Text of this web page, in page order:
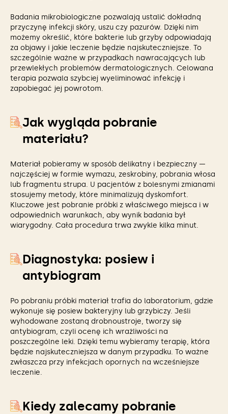
Badania mikrobiologiczne pozwalają ustalić dokładną
przyczynę infekcji skóry, uszu czy pazurów. Dzięki nim
możemy określić, które bakterie lub grzyby odpowiadają
za objawy i jakie leczenie będzie najskuteczniejsze. To
szczególnie ważne w przypadkach nawracających lub
przewlekłych problemów dermatologicznych. Celowana
terapia pozwala szybciej wyeliminować infekcję i
zapobiegać jej powrotom.
Jak wygląda pobranie
materiału?
Materiał pobieramy w sposób delikatny i bezpieczny —
najczęściej w formie wymazu, zeskrobiny, pobrania włosa
lub fragmentu strupa. U pacjentów z bolesnymi zmianami
stosujemy metody, które minimalizują dyskomfort.
Kluczowe jest pobranie próbki z właściwego miejsca i w
odpowiednich warunkach, aby wynik badania był
wiarygodny. Cała procedura trwa zwykle kilka minut.
Diagnostyka: posiew i
antybiogram
Po pobraniu próbki materiał trafia do laboratorium, gdzie
wykonuje się posiew bakteryjny lub grzybiczy. Jeśli
wyhodowane zostaną drobnoustroje, tworzy się
antybiogram, czyli ocenę ich wrażliwości na
poszczególne leki. Dzięki temu wybieramy terapię, która
będzie najskuteczniejsza w danym przypadku. To ważne
zwłaszcza przy infekcjach opornych na wcześniejsze
leczenie.
Kiedy zalecamy pobranie